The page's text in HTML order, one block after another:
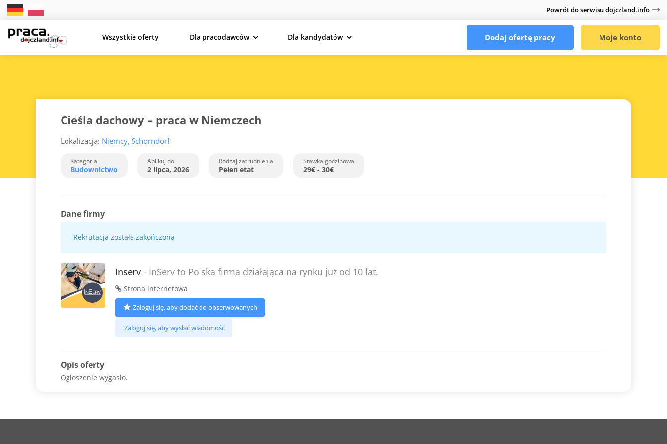
Powrót do serwisu dojczland.info
Wszystkie oferty Dla pracodawców Dla kandydatów Dodaj ofertę pracy Moje konto
Cieśla dachowy – praca w Niemczech
Lokalizacja: Niemcy, Schorndorf
Kategoria
Budownictwo
Aplikuj do
2 lipca, 2026
Rodzaj zatrudnienia
Pełen etat
Stawka godzinowa
29€ - 30€
Dane firmy
Rekrutacja została zakończona
Inserv - InServ to Polska firma działająca na rynku już od 10 lat.
Strona internetowa
Zaloguj się, aby dodać do obserwowanych
Zaloguj się, aby wysłać wiadomość
Opis oferty
Ogłoszenie wygasło.